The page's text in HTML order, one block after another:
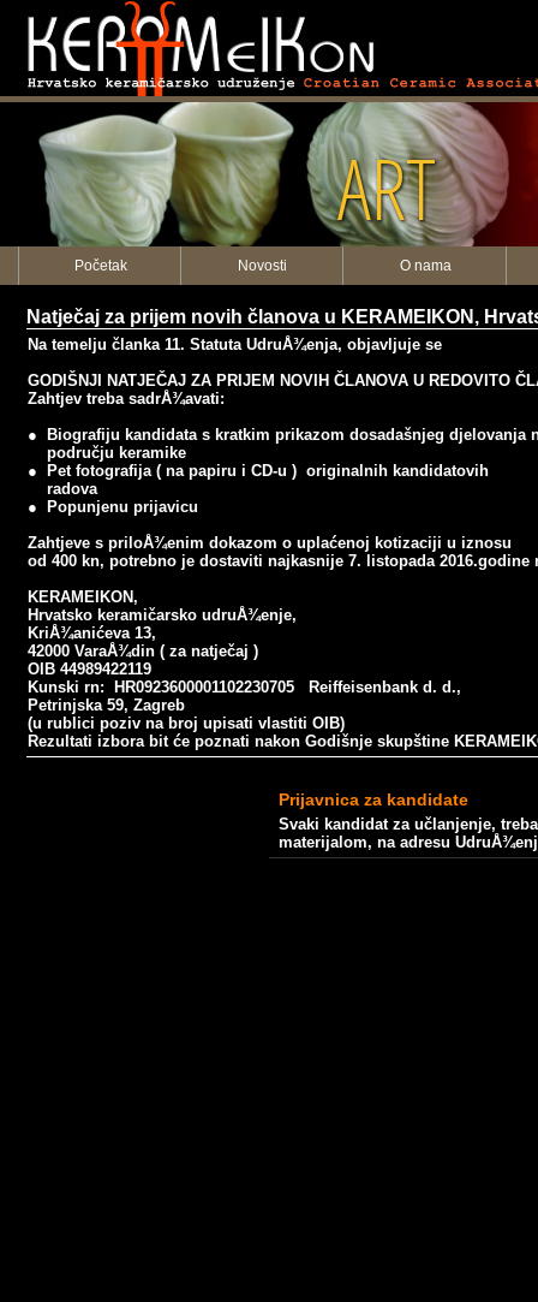
ART
Početak Novosti O nama
Natječaj za prijem novih članova u KERAMEIKON,
Na temelju članka 11. Statuta UdruÅ¾enja, objavljuje se
GODIŠNJI NATJEČAJ ZA PRIJEM NOVIH ČLANOVA U REDOVITO
Zahtjev treba sadrÅ¾avati:
● Biografiju kandidata s kratkim prikazom dosadašnjeg djelovanja
području keramike
● Pet fotografija ( na papiru i CD-u ) originalnih kandidatovih
radova
● Popunjenu prijavicu
Zahtjeve s priloÅ¾enim dokazom o uplaćenoj kotizaciji u iznosu
od 400 kn, potrebno je dostaviti najkasnije 7. listopada 2016.godine
KERAMEIKON,
Hrvatsko keramičarsko udruÅ¾enje,
KriÅ¾anićeva 13,
42000 VaraÅ¾din ( za natječaj )
OIB 44989422119
Kunski rn: HR0923600001102230705 Reiffeisenbank d. d.,
Petrinjska 59, Zagreb
(u rublici poziv na broj upisati vlastiti OIB)
Rezultati izbora bit će poznati nakon Godišnje skupštine
Prijavnica za kandidate
Svaki kandidat za učlanjenje,
materijalom, na adresu